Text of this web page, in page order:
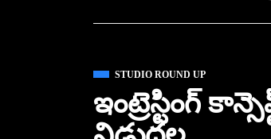
STUDIO ROUND UP
ఇంట్రెస్టింగ్